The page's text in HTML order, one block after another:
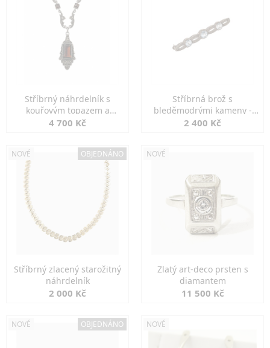
Stříbrný náhrdelník s
kouřovým topazem a
markazity
4 700 Kč
Stříbrná brož s
bleděmodrými kameny -
jemná elegance
2 400 Kč
NOVÉ OBJEDNÁNO
Stříbrný zlacený starožitný
náhrdelník
2 000 Kč
NOVÉ
Zlatý art-deco prsten s
diamantem
11 500 Kč
NOVÉ OBJEDNÁNO NOVÉ